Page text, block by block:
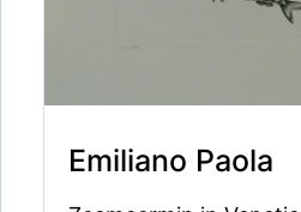
Emiliano Paola